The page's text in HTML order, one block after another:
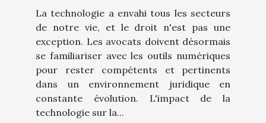
La technologie a envahi tous les secteurs
de notre vie, et le droit n'est pas une
exception. Les avocats doivent désormais
se familiariser avec les outils numériques
pour rester compétents et pertinents
dans un environnement juridique en
constante évolution. L'impact de la
technologie sur la...